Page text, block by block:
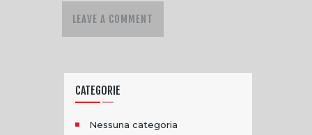
CATEGORIE
Nessuna categoria